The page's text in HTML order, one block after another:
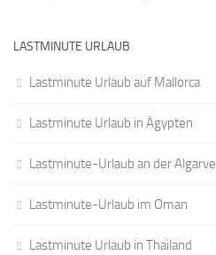
LASTMINUTE URLAUB
Lastminute Urlaub auf Mallorca
Lastminute Urlaub in Ägypten
Lastminute-Urlaub an der Algarve
Lastminute-Urlaub im Oman
Lastminute Urlaub in Thailand